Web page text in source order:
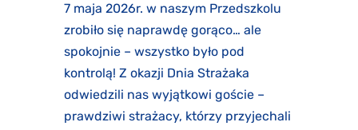
7 maja 2026r. w naszym Przedszkolu
zrobiło się naprawdę gorąco… ale
spokojnie – wszystko było pod
kontrolą! Z okazji Dnia Strażaka
odwiedzili nas wyjątkowi goście –
prawdziwi strażacy, którzy przyjechali